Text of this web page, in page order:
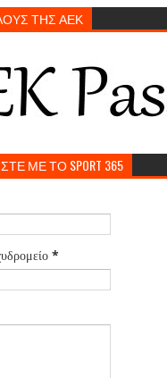
ΤΗΣ ΑΕΚ
ΜΕ ΤΟ SPORT 365
*